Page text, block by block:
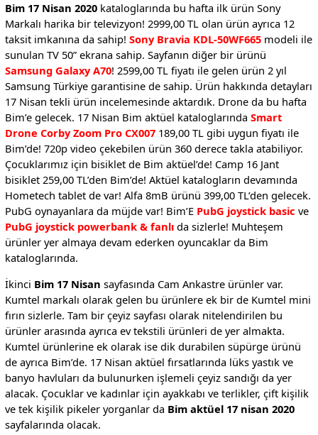
Bim 17 Nisan 2020kataloglarında bu hafta ilk ürün Sony
Markalı harika bir televizyon! 2999,00 TL olan ürün ayrıca 12
taksit imkanına da sahip! Sony Bravia KDL-50WF665modeli ile
sunulan TV 50” ekrana sahip. Sayfanın diğer bir ürünü
Samsung Galaxy A70! 2599,00 TL fiyatı ile gelen ürün 2 yıl
Samsung Türkiye garantisine de sahip. Ürün hakkında detayları
17 Nisan tekli ürün incelemesinde aktardık. Drone da bu hafta
Bim’e gelecek. 17 Nisan Bim aktüel kataloglarında Smart
Drone Corby Zoom Pro CX007189,00 TL gibi uygun fiyatı ile
Bim’de! 720p video çekebilen ürün 360 derece takla atabiliyor.
Çocuklarımız için bisiklet de Bim aktüel’de! Camp 16 Jant
bisiklet 259,00 TL’den Bim’de! Aktüel katalogların devamında
Hometech tablet de var! Alfa 8mB ürünü 399,00 TL’den gelecek.
PubG oynayanlara da müjde var! Bim’E PubG joystick basic ve
PubG joystick powerbank & fanlıda sizlerle! Muhteşem
ürünler yer almaya devam ederken oyuncaklar da Bim
kataloglarında.
İkinci Bim 17 Nisan sayfasında Cam Ankastre ürünler var.
Kumtel markalı olarak gelen bu ürünlere ek bir de Kumtel mini
fırın sizlerle. Tam bir çeyiz sayfası olarak nitelendirilen bu
ürünler arasında ayrıca ev tekstili ürünleri de yer almakta.
Kumtel ürünlerine ek olarak ise dik durabilen süpürge ürünü
de ayrıca Bim’de. 17 Nisan aktüel fırsatlarında lüks yastık ve
banyo havluları da bulunurken işlemeli çeyiz sandığı da yer
alacak. Çocuklar ve kadınlar için ayakkabı ve terlikler, çift kişilik
ve tek kişilik pikeler yorganlar da Bim aktüel 17 nisan 2020
sayfalarında olacak.